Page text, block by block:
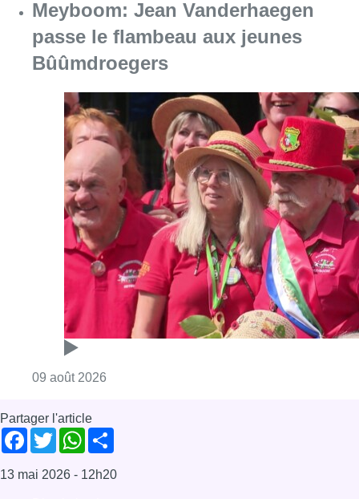
09 août 2026Consulter l'article "Meyboom: Jean
Partager l'article
Facebook
TwitterWhatsApp
Share
13 mai 2026- 12h20
Discrimination
Homophobie
Transphobie
News
Société
Offres d’emploi